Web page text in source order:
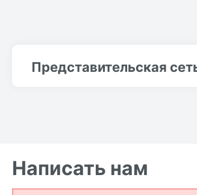
Представительская
Написать нам